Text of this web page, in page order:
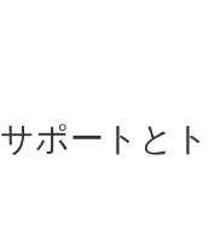
サポートと